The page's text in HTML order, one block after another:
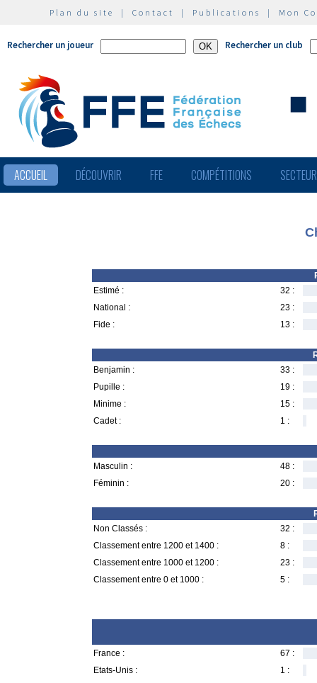
Plan du site | Contact | Publications | Mon
Rechercher un joueur Rechercher un club
ACCUEIL DÉCOUVRIR FFE COMPÉTITIONS
Estimé :
32 :
National :
23 :
Fide :
13 :
Benjamin :
33 :
Pupille :
19 :
Minime :
15 :
Cadet :
1 :
Masculin :
48 :
Féminin :
20 :
Non Classés :
32 :
Classement entre 1200 et 1400 :
8 :
Classement entre 1000 et 1200 :
23 :
Classement entre 0 et 1000 :
5 :
France :
67 :
Etats-Unis :
1 :